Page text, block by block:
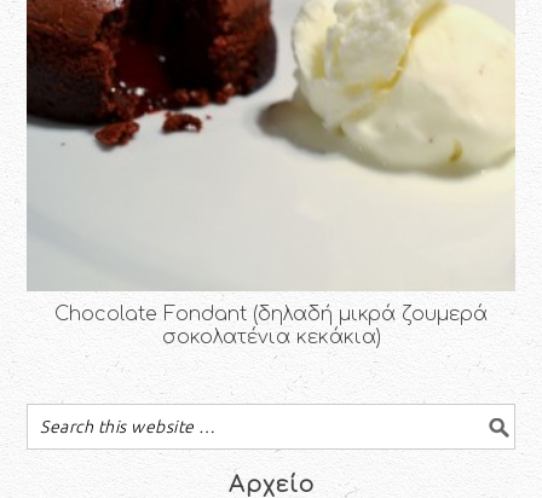
Chocolate Fondant (δηλαδή μικρά ζουμερά
σοκολατένια κεκάκια)
Αρχείο